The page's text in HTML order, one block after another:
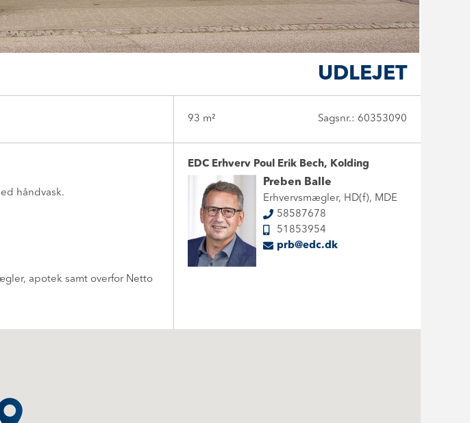
UDLEJET
93 m² Sagsnr.: 60353090
håndvask.
apotek samt overfor Netto
EDC Erhverv Poul Erik Bech, Kolding
Preben Balle
Erhvervsmægler, HD(f), MDE
58587678
51853954
prb@edc.dk